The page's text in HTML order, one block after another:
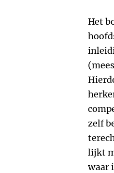
Het
zelf
lijkt
waar